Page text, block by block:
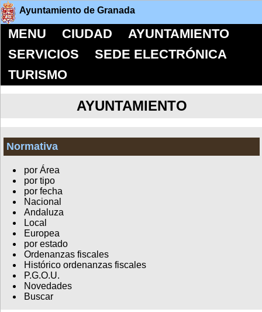
Ayuntamiento de Granada
MENU CIUDAD
AYUNTAMIENTO
SERVICIOS
SEDE ELECTRÓNICA
TURISMO
AYUNTAMIENTO
Normativa
por Área
por tipo
por fecha
Nacional
Andaluza
Local
Europea
por estado
Ordenanzas fiscales
Histórico ordenanzas fiscales
P.G.O.U.
Novedades
Buscar